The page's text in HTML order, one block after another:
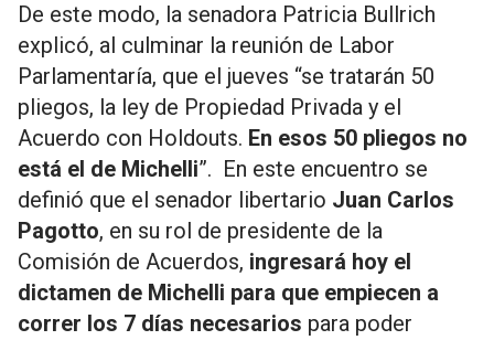
De este modo, la senadora Patricia Bullrich
explicó, al culminar la reunión de Labor
Parlamentaría, que el jueves “se tratarán 50
pliegos, la ley de Propiedad Privada y el
Acuerdo con Holdouts. En esos 50 pliegos no
está el de Michelli”. En este encuentro se
definió que el senador libertario Juan Carlos
Pagotto, en su rol de presidente de la
Comisión de Acuerdos, ingresará hoy el
dictamen de Michelli para que empiecen a
correr los 7 días necesarios para poder